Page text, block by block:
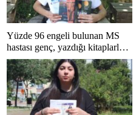
Yüzde 96 engeli bulunan MS
hastası genç, yazdığı kitaplarla
hayata tutunuyor